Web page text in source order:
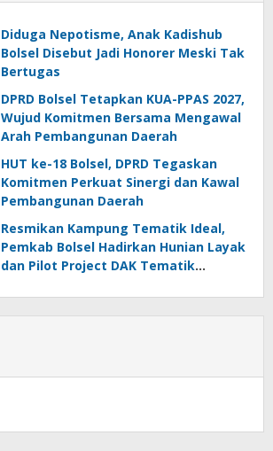
Diduga Nepotisme, Anak Kadishub
Bolsel Disebut Jadi Honorer Meski Tak
Bertugas
DPRD Bolsel Tetapkan KUA-PPAS 2027,
Wujud Komitmen Bersama Mengawal
Arah Pembangunan Daerah
HUT ke-18 Bolsel, DPRD Tegaskan
Komitmen Perkuat Sinergi dan Kawal
Pembangunan Daerah
Resmikan Kampung Tematik Ideal,
Pemkab Bolsel Hadirkan Hunian Layak
dan Pilot Project DAK Tematik